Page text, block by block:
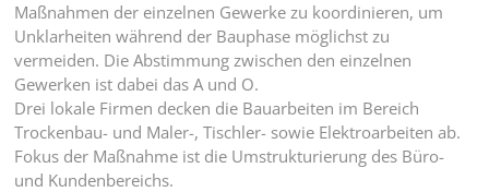
Maßnahmen der einzelnen Gewerke zu koordinieren, um
Unklarheiten während der Bauphase möglichst zu
vermeiden. Die Abstimmung zwischen den einzelnen
Gewerken ist dabei das A und O.
Drei lokale Firmen decken die Bauarbeiten im Bereich
Trockenbau- und Maler-, Tischler- sowie Elektroarbeiten ab.
Fokus der Maßnahme ist die Umstrukturierung des Büro-
und Kundenbereichs.